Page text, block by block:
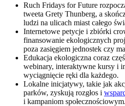
Ruch Fridays for Future
tweeta Grety Thunberg, a
ludzi na ulicach miast całego
Internetowe petycje i zbiórki
finansowanie ekologicznych
poza zasięgiem jednostek czy
Edukacja ekologiczna coraz
webinary, interaktywne kursy i
wyciągnięcie ręki dla każdego.
Lokalne inicjatywy, takie jak
parków, zyskują rozgłos i
i kampaniom społecznościowym.